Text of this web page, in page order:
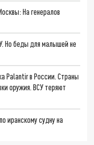
На генералов
Но беды для малышей не
Palantir в России. Страны
оружия. ВСУ теряют
иранскому судну на